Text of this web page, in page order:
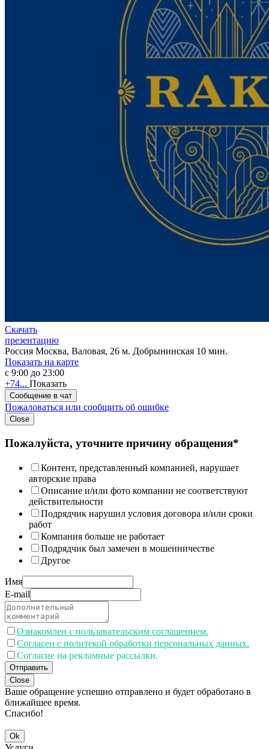
Скачать
презентацию
Россия Москва, Валовая, 26 м. Добрынинская 10 мин.
Показать на карте
с 9:00 до 23:00
+74... Показать
Сообщение в чат
Пожаловаться или сообщить об ошибке
Close
Пожалуйста, уточните причину обращения*
Контент, представленный компанией, нарушает
авторские права
Описание и/или фото компании не соответствуют
действительности
Подрядчик нарушил условия договора и/или сроки
работ
Компания больше не работает
Подрядчик был замечен в мошенничестве
Другое
Имя
E-mail
Ознакомлен с пользавательским соглашением.
Согласен с политекой обработки персональных данных.
Согласие на рекламные рассылки.
Отправить
Close
Ваше обращение успешно отправлено и будет обработано в
ближайшее время.
Спасибо!
Ok